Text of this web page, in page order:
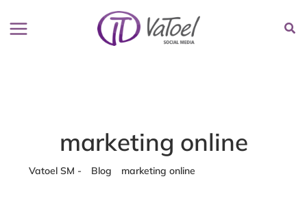
marketing online
Vatoel SM - Blog marketing online